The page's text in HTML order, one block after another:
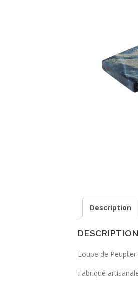
Description
DESCRIPTION
Loupe de
Fabriqué